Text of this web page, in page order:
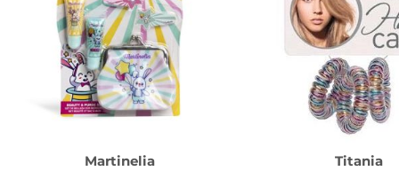
Martinelia Titania